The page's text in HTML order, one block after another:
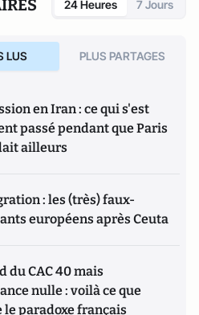
24 Heures 7 Jours
LUS PLUS PARTAGES
en Iran : ce qui s'est
passé pendant que Paris
ailleurs
: les (très) faux-
européens après Ceuta
du CAC 40 mais
nulle : voilà ce que
le paradoxe français